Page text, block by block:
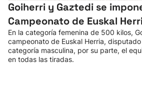
Goiherri y Gaztedi se
Campeonato de Euskal
En la categoría femenina de 500 kilos,
campeonato de Euskal Herria,
categoría masculina, por su parte, el
en todas las tiradas.